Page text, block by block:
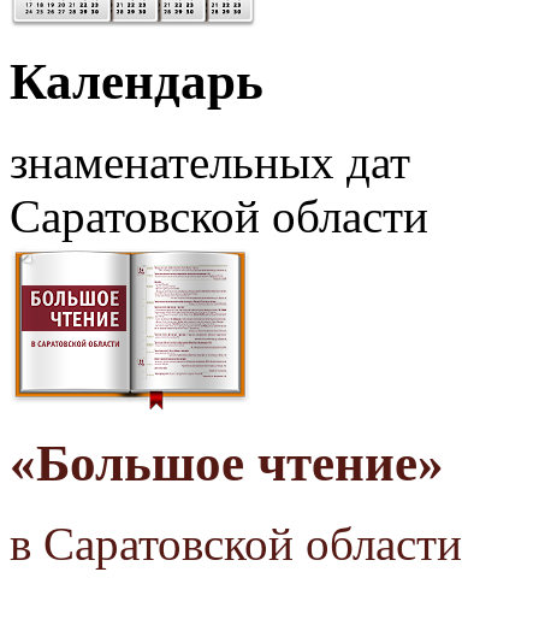
Календарь
знаменательных дат
Саратовской области
«Большое чтение»
в Саратовской области